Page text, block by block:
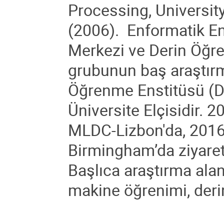
Processing,
(2006). Enformatik
Merkezi ve Derin
grubunun baş
Öğrenme Enstitüsü
Üniversite Elçisidir.
MLDC-Lizbon'da,
Birmingham’da
Başlıca araştırma
makine öğrenimi,